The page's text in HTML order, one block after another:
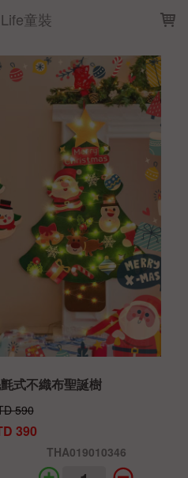
童裝
式不織布聖誕樹
590
390
THA019010346